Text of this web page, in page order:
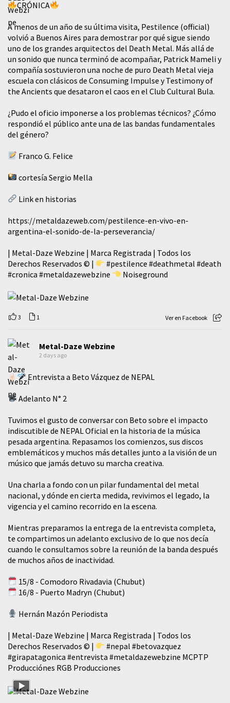
CRÓNICA
A menos de un año de su última visita, Pestilence (official)
volvió a Buenos Aires para demostrar por qué sigue siendo
uno de los grandes arquitectos del Death Metal. Más allá de
un sonido que nunca terminó de acompañar, Patrick Mameli y
compañía sostuvieron una noche de puro Death Metal vieja
escuela con clásicos de Consuming Impulse y Testimony of
the Ancients que desataron el caos en el Club Cultural Bula.
¿Pudo el oficio imponerse a los problemas técnicos? ¿Cómo
respondió el público ante una de las bandas fundamentales
del género?
Franco G. Felice
cortesía Sergio Mella
Link en historias
https://metaldazeweb.com/pestilence-en-vivo-en-
argentina-el-sonido-de-la-perseverancia/
| Metal-Daze Webzine | Marca Registrada | Todos los
Derechos Reservados © |
#pestilence #deathmetal #death
#cronica #metaldazewebzine Noiseground
3 1 Ver en Facebook
Metal-Daze Webzine
2 days ago
Entrevista a Beto Vázquez de NEPAL
Adelanto N° 2
Tuvimos el gusto de conversar con Beto sobre el impacto
indiscutible de NEPAL Oficial en la historia de la música
pesada argentina. Repasamos los comienzos, sus discos
emblemáticos y muchos más detalles junto a la visión de un
músico que jamás detuvo su marcha creativa.
​Una charla a fondo con un pilar fundamental del metal
nacional, y dónde en cierta medida, revivimos el legado, la
vigencia y el camino recorrido en la escena.
Mientras preparamos la entrega de la entrevista completa,
te compartimos un adelanto exclusivo de lo que nos decía
cuando le consultamos sobre la reunión de la banda después
de muchos años de inactividad.
15/8 - Comodoro Rivadavia (Chubut)
16/8 - Puerto Madryn (Chubut)
Hernán Mazón Periodista
| Metal-Daze Webzine | Marca Registrada | Todos los
Derechos Reservados © |
#nepal #betovazquez
#girapatagonica #entrevista #metaldazewebzine MCPTP
Producciónes RGB Producciones